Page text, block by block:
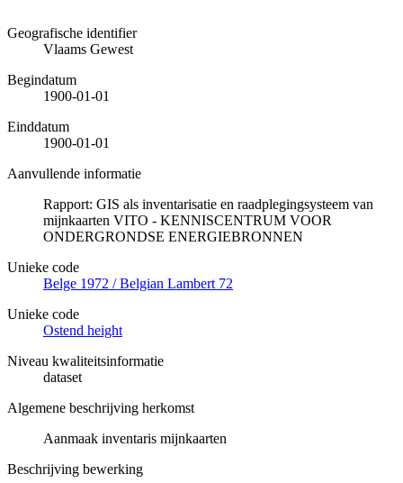
Geografische identifier
Vlaams Gewest
Begindatum
1900-01-01
Einddatum
1900-01-01
Aanvullende informatie
Rapport: GIS als inventarisatie en raadplegingsysteem van
mijnkaarten VITO - KENNISCENTRUM VOOR
ONDERGRONDSE ENERGIEBRONNEN
Unieke code
Belge 1972 / Belgian Lambert 72
Unieke code
Ostend height
Niveau kwaliteitsinformatie
dataset
Algemene beschrijving herkomst
Aanmaak inventaris mijnkaarten
Beschrijving bewerking